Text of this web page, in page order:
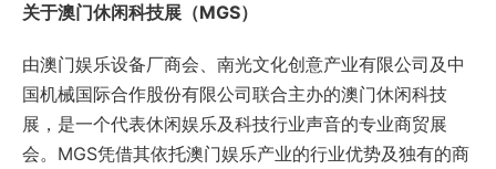
关于澳门休闲科技展（MGS）
由澳门娱乐设备厂商会、南光文化创意产业有限公司及中
国机械国际合作股份有限公司联合主办的澳门休闲科技
展，是一个代表休闲娱乐及科技行业声音的专业商贸展
会。MGS凭借其依托澳门娱乐产业的行业优势及独有的商